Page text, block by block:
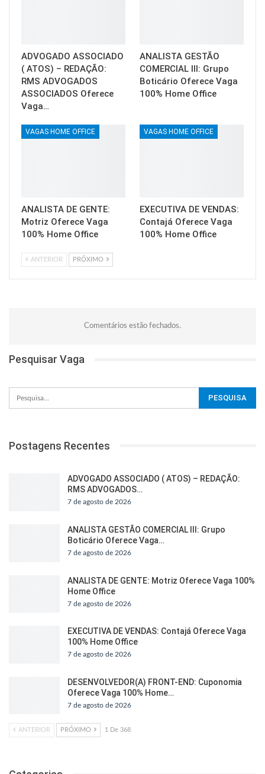
ADVOGADO ASSOCIADO
( ATOS) – REDAÇÃO:
RMS ADVOGADOS
ASSOCIADOS Oferece
Vaga…
ANALISTA GESTÃO
COMERCIAL III: Grupo
Boticário Oferece Vaga
100% Home Office
VAGAS HOME OFFICE
ANALISTA DE GENTE:
Motriz Oferece Vaga
100% Home Office
VAGAS HOME OFFICE
EXECUTIVA DE VENDAS:
Contajá Oferece Vaga
100% Home Office
ANTERIOR PRÓXIMO
Comentários estão fechados.
Pesquisar Vaga
Postagens Recentes
ADVOGADO ASSOCIADO ( ATOS) – REDAÇÃO:
RMS ADVOGADOS…
7 de agosto de 2026
ANALISTA GESTÃO COMERCIAL III: Grupo
Boticário Oferece Vaga…
7 de agosto de 2026
ANALISTA DE GENTE: Motriz Oferece Vaga 100%
Home Office
7 de agosto de 2026
EXECUTIVA DE VENDAS: Contajá Oferece Vaga
100% Home Office
7 de agosto de 2026
DESENVOLVEDOR(A) FRONT-END: Cuponomia
Oferece Vaga 100% Home…
7 de agosto de 2026
ANTERIOR PRÓXIMO 1 De 368